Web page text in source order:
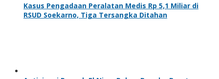
Kasus Pengadaan Peralatan Medis Rp 5,1 Miliar di
RSUD Soekarno, Tiga Tersangka Ditahan